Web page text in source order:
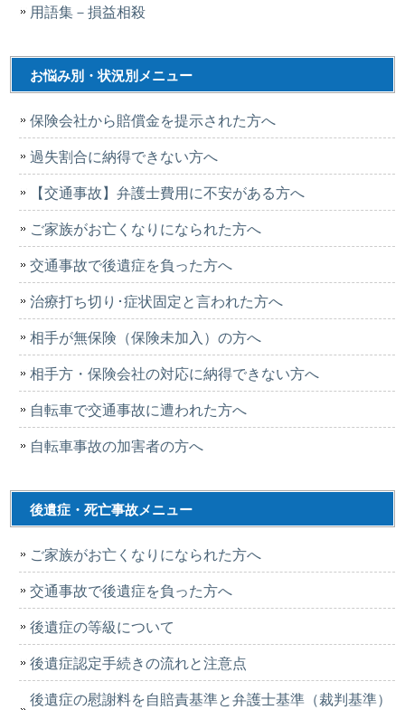
用語集－損益相殺
お悩み別・状況別メニュー
保険会社から賠償金を提示された方へ
過失割合に納得できない方へ
【交通事故】弁護士費用に不安がある方へ
ご家族がお亡くなりになられた方へ
交通事故で後遺症を負った方へ
治療打ち切り･症状固定と言われた方へ
相手が無保険（保険未加入）の方へ
相手方・保険会社の対応に納得できない方へ
自転車で交通事故に遭われた方へ
自転車事故の加害者の方へ
後遺症・死亡事故メニュー
ご家族がお亡くなりになられた方へ
交通事故で後遺症を負った方へ
後遺症の等級について
後遺症認定手続きの流れと注意点
後遺症の慰謝料を自賠責基準と弁護士基準（裁判基準）